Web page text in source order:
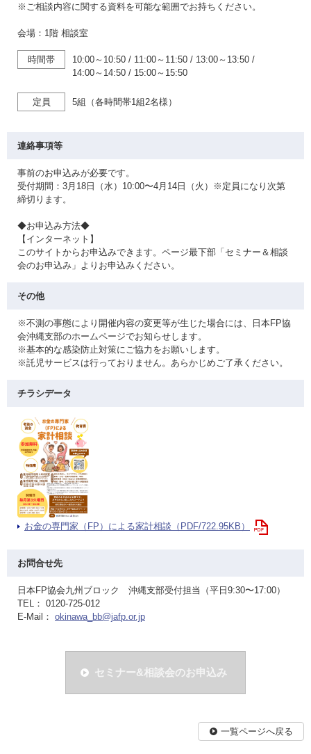
※ご相談内容に関する資料を可能な範囲でお持ちください。
会場：1階 相談室
時間帯 10:00～10:50 / 11:00～11:50 / 13:00～13:50 /
14:00～14:50 / 15:00～15:50
定員 5組（各時間帯1組2名様）
連絡事項等
事前のお申込みが必要です。
受付期間：3月18日（水）10:00〜4月14日（火）※定員になり次第
締切ります。
◆お申込み方法◆
【インターネット】
このサイトからお申込みできます。ページ最下部「セミナー＆相談
会のお申込み」よりお申込みください。
その他
※不測の事態により開催内容の変更等が生じた場合には、日本FP協
会沖縄支部のホームページでお知らせします。
※基本的な感染防止対策にご協力をお願いします。
※託児サービスは行っておりません。あらかじめご了承ください。
チラシデータ
お金の専門家（FP）による家計相談（PDF/722.95KB）
お問合せ先
日本FP協会九州ブロック 沖縄支部受付担当（平日9:30〜17:00）
TEL： 0120-725-012
E-Mail： okinawa_bb@jafp.or.jp
セミナー&相談会のお申込み
一覧ページへ戻る